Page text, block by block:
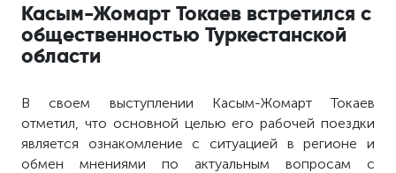
Касым-Жомарт Токаев встретился с
общественностью Туркестанской
области
В своем выступлении Касым-Жомарт Токаев
отметил, что основной целью его рабочей поездки
является ознакомление с ситуацией в регионе и
обмен мнениями по актуальным вопросам с